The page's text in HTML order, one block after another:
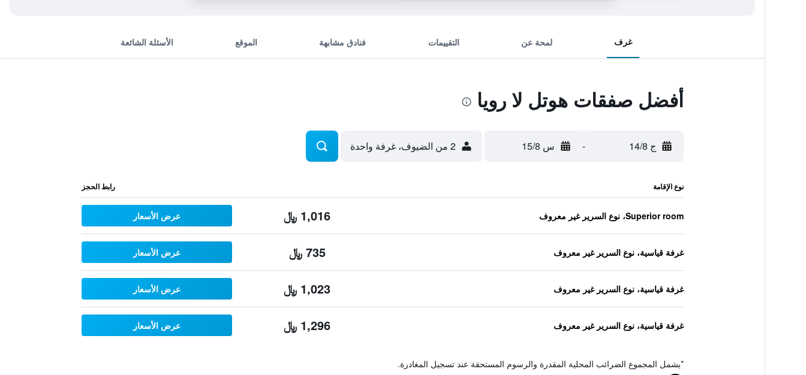
غرف لمحة عن التقييمات فنادق مشابهة الموقع الأسئلة الشائعة
أفضل صفقات هوتل لا رويا
ج 14/8 - س 15/8 2 من الضيوف، غرفة واحدة
نوع الإقامة رابط الحجز
Superior room، نوع السرير غير معروف 1,016 ﷼ عرض الأسعار
غرفة قياسية، نوع السرير غير معروف 735 ﷼ عرض الأسعار
غرفة قياسية، نوع السرير غير معروف 1,023 ﷼ عرض الأسعار
غرفة قياسية، نوع السرير غير معروف 1,296 ﷼ عرض الأسعار
*يشمل المجموع الضرائب المحلية المقدرة والرسوم المستحقة عند تسجيل المغادرة.